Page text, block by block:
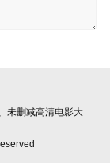
未删减高清电影大